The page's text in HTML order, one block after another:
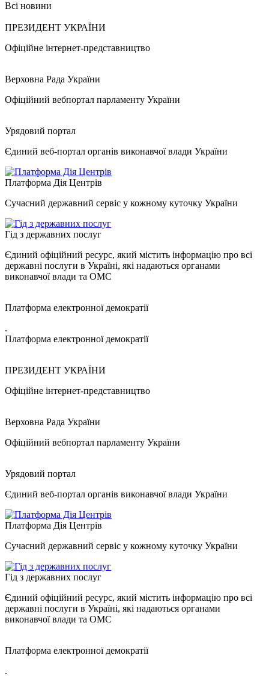
Всі новини
ПРЕЗИДЕНТ УКРАЇНИ
Офіційне інтернет-представництво
Верховна Рада України
Офіційний вебпортал парламенту України
Урядовий портал
Єдиний веб-портал органів виконавчої влади України
Платформа Дія Центрів
Сучасний державний сервіс у кожному куточку України
Гід з державних послуг
Єдиний офіційний ресурс, який містить інформацію про всі
державні послуги в Україні, які надаються органами
виконавчої влади та ОМС
Платформа електронної демократії
.
Платформа електронної демократії
ПРЕЗИДЕНТ УКРАЇНИ
Офіційне інтернет-представництво
Верховна Рада України
Офіційний вебпортал парламенту України
Урядовий портал
Єдиний веб-портал органів виконавчої влади України
Платформа Дія Центрів
Сучасний державний сервіс у кожному куточку України
Гід з державних послуг
Єдиний офіційний ресурс, який містить інформацію про всі
державні послуги в Україні, які надаються органами
виконавчої влади та ОМС
Платформа електронної демократії
.